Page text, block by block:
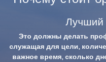
Лучший
Это должны делать
служащая для цели,
важное время, сколько